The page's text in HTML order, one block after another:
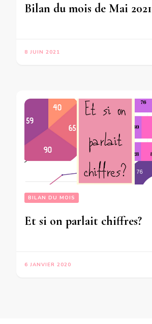
Bilan du mois de Mai 2021
8 JUIN 2021
BILAN DU MOIS
Et si on parlait chiffres?
6 JANVIER 2020